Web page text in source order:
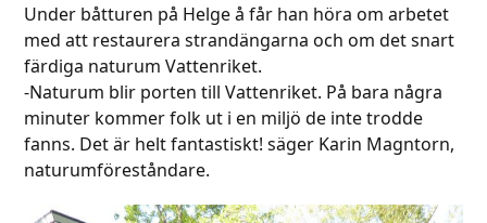
Under båtturen på Helge å får han höra om arbetet
med att restaurera strandängarna och om det snart
färdiga naturum Vattenriket.
-Naturum blir porten till Vattenriket. På bara några
minuter kommer folk ut i en miljö de inte trodde
fanns. Det är helt fantastiskt! säger Karin Magntorn,
naturumföreståndare.